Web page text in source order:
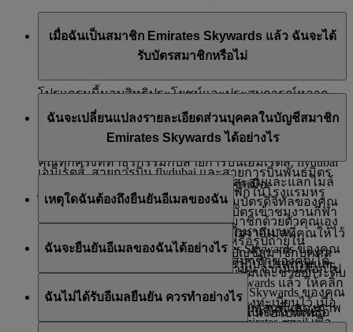
รางวัลชนะเลิศของสายการบินเอมิเรตส์และ flydubai ซึ่ง
เปิดตัวในเดือนพฤษภาคม ปี 2000
โปรแกรมนี้มอบสิทธิประโยชน์และประสบการณ์หลาก
หลายให้กับสมาชิก ซึ่งออกแบบมาเพื่อเติมเต็มไลฟ์สไตล์
และทำให้ทุกการเดินทางคุ้มค่ายิ่งขึ้น ในฐานะสมาชิก
เอมิเรตส์, สายการบิน flydubai และสายการบินพันธมิตร
ของเรา รวมถึงเพลิดเพลินกับการเข้าพักในโรงแรมหรู
วางแผนทริปครอบครัวที่น่าจดจำ รับบัตรเข้าชมงานกีฬา
และวัฒนธรรมระดับโลก และอื่น ๆ อีกมากมาย
นี้เพื่อดูข้อมูลเพิ่มเติมเกี่ยวกับโปรแกรมและ
เมื่อฉันเป็นสมาชิก Emirates Skywards แล้ว ฉันจะได้
รับบัตรสมาชิกหรือไม่
พกบัตรสมาชิก คุณก็สามารถรับสิทธิประโยชน์ของ
สมาชิกได้อย่างครบถ้วน เพียงแจ้งหมายเลขสมาชิกของ
คุณทุกครั้งที่ทำธุรกรรมกับสายการบินเอมิเรตส์, flydubai
หรือพันธมิตร Emirates Skywards เพื่อสะสมและแลกไมล์
ได้อย่างต่อเนื่อง ทั้งนี้ คุณสามารถเพิ่มบัตรดิจิทัลของคุณ
ลงใน Apple Wallet พิมพ์สำเนาบัตรสมาชิกด้วยตัวคุณเอง
หรือบันทึกบัตรลงในไลบรารีรูปภาพหรือรูปถ่ายใน
อุปกรณ์ของคุณ เพื่อไว้ดูรายละเอียดสมาชิกของคุณได้
ตอนนี้ หรือไปที่หน้า
ฉันจะเปลี่ยนแปลงรายละเอียดส่วนบุคคลในบัญชีสมาชิก
Emirates Skywards ได้อย่างไร
คุณสามารถอัปเดตข้อมูลของคุณได้ทุกเมื่อ:
เข้าสู่ระบบบัญชีสมาชิก Emirates Skywards ของคุณ
คลิกที่ชื่อของคุณบริเวณมุมขวาบน จากนั้นเลือกไป
ที่เมนู ‘ภาพรวมของฉัน’
ทางด้านขวาของหน้าจอ คุณจะพบส่วนที่แสดงภาพ
เหตุใดฉันต้องถึงยืนยันอีเมลของฉัน
การยืนยันอีเมลของคุณจะช่วยให้แน่ใจว่าอีเมลที่คุณให้ไว้
นั้นถูกต้องและไม่ซ้ำกับผู้อื่นในระบบบัญชีสมาชิกบุคคล
อื่น ๆ และยังช่วยลดโอกาสที่จะเกิดสแปมและช่วยยกระดับ
ความปลอดภัยให้บัญชีสมาชิก Emirates Skywards ของคุณ
หากไม่มีการยืนยัน บัญชีของคุณอาจถูกปิดใช้งาน หรือ
ฉันจะยืนยันอีเมลของฉันได้อย่างไร
เมื่อเข้าสู่ระบบในโปรไฟล์ Emirates Skywards แล้ว ให้คลิก
ตัวเลือก 'ยืนยัน' ที่อยู่ถัดจากอีเมลที่คุณลงทะเบียนไว้ เมื่อ
คลิกแล้ว ระบบจะส่งอีเมลผ่านโดเมน emirates.email เพื่อ
ฉันไม่ได้รับอีเมลยืนยัน ควรทำอย่างไร